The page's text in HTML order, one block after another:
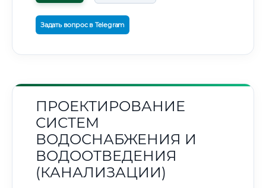
Задать вопрос в Telegram
ПРОЕКТИРОВАНИЕ
СИСТЕМ
ВОДОСНАБЖЕНИЯ И
ВОДООТВЕДЕНИЯ
(КАНАЛИЗАЦИИ)